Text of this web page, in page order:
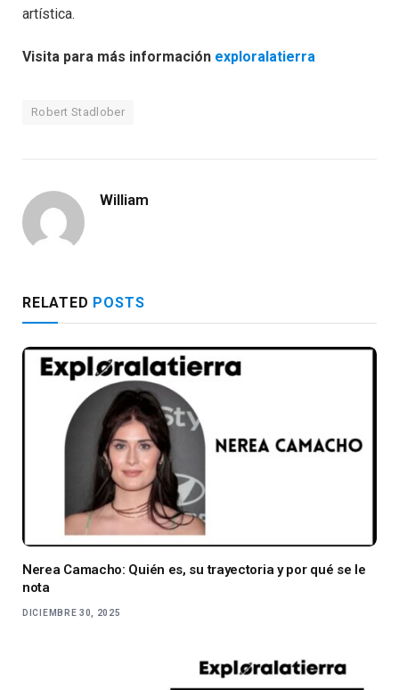
artística.
Visita para más información exploralatierra
Robert Stadlober
William
RELATED POSTS
Nerea Camacho: Quién es, su trayectoria y por qué se le
nota
DICIEMBRE 30, 2025